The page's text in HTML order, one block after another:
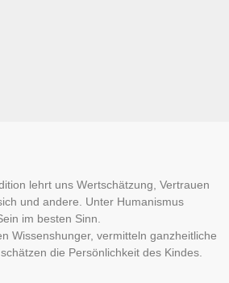
lehrt uns Wertschätzung, Vertrauen
und andere. Unter Humanismus
im besten Sinn.
Wissenshunger, vermitteln ganzheitliche
die Persönlichkeit des Kindes.